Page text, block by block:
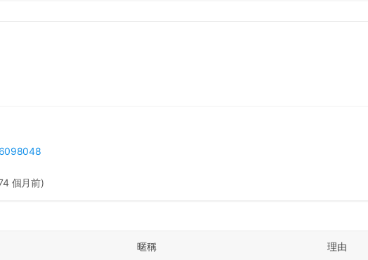
個月前)
暱稱 理由